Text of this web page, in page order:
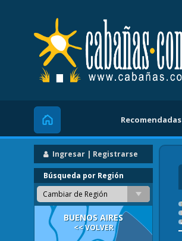
Inicio Recomendadas
Ingresar | Registrarse
Búsqueda por Región
Cambiar de Región
BUENOS AIRES
<< VOLVER